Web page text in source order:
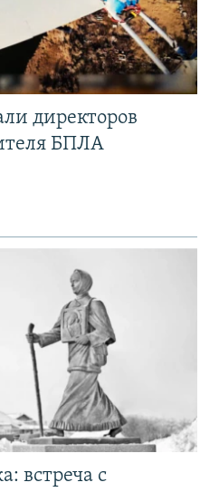
директоров
БПЛА
встреча с